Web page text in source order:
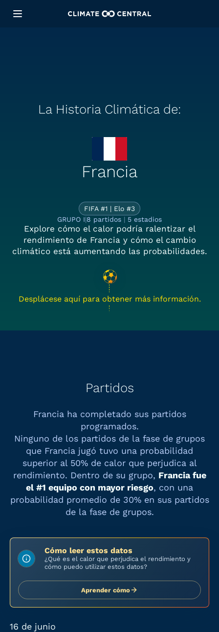
La Historia Climática de:
La Historia
Francia
FIFA #1 | Elo #3
GRUPO I|8 partidos | 5 estadios
Explore cómo el calor podría ralentizar el
rendimiento de Francia y cómo el cambio
climático está aumentando las probabilidades.
Desplácese aquí para obtener más información.
Partidos
Francia ha completado sus partidos
programados.
Ninguno de los partidos de la fase de grupos
que Francia jugó tuvo una probabilidad
superior al 50% de calor que perjudica al
rendimiento. Dentro de su grupo, Franciafue
el #1 equipo con mayor riesgo, con una
probabilidad promedio de 30%en sus partidos
de la fase de grupos.
Cómo leer estos datos
¿Qué es el calor que perjudica el rendimiento y
cómo puedo utilizar estos datos?
Aprender cómo
16 de junio